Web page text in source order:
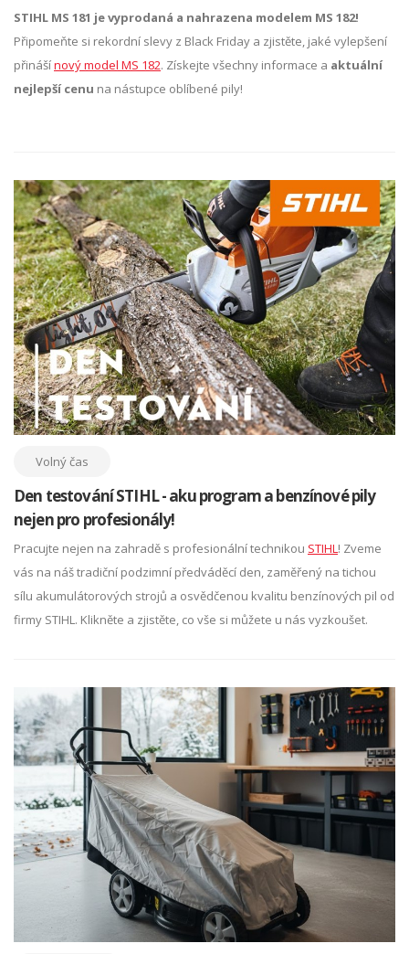
STIHL MS 181 je vyprodaná a nahrazena modelem MS 182!
Připomeňte si rekordní slevy z Black Friday a zjistěte, jaké vylepšení
přinášínový model MS 182. Získejte všechny informace a aktuální
nejlepší cenu na nástupce oblíbené pily!
Volný čas
Den testování STIHL - aku program a benzínové pily
nejen pro profesionály!
Pracujte nejen na zahradě s profesionální technikou STIHL! Zveme
vás na náš tradiční podzimní předváděcí den, zaměřený na tichou
sílu akumulátorových strojů a osvědčenou kvalitu benzínových pil od
firmy STIHL. Klikněte a zjistěte, co vše si můžete u nás vyzkoušet.